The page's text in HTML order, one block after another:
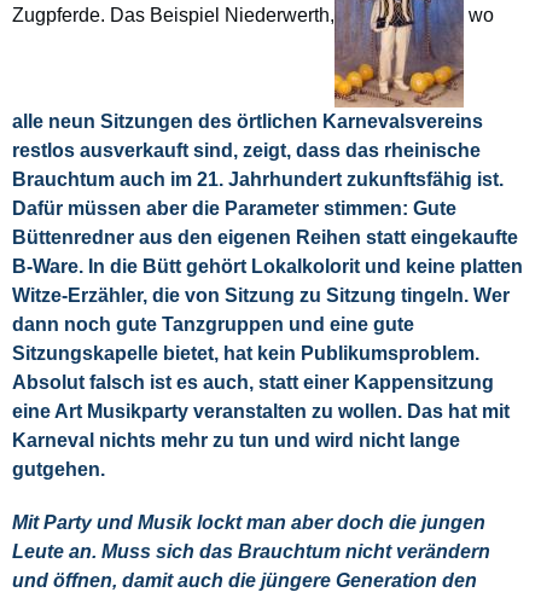
Zugpferde. Das Beispiel Niederwerth, wo
alle neun Sitzungen des örtlichen Karnevalsvereins
restlos ausverkauft sind, zeigt, dass das rheinische
Brauchtum auch im 21. Jahrhundert zukunftsfähig ist.
Dafür müssen aber die Parameter stimmen: Gute
Büttenredner aus den eigenen Reihen statt eingekaufte
B-Ware. In die Bütt gehört Lokalkolorit und keine platten
Witze-Erzähler, die von Sitzung zu Sitzung tingeln. Wer
dann noch gute Tanzgruppen und eine gute
Sitzungskapelle bietet, hat kein Publikumsproblem.
Absolut falsch ist es auch, statt einer Kappensitzung
eine Art Musikparty veranstalten zu wollen. Das hat mit
Karneval nichts mehr zu tun und wird nicht lange
gutgehen.
Mit Party und Musik lockt man aber doch die jungen
Leute an. Muss sich das Brauchtum nicht verändern
und öffnen, damit auch die jüngere Generation den